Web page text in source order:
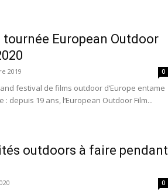
European Outdoor
2019 0
festival de films outdoor d‘Europe entame
depuis 19 ans, l‘European Outdoor Film...
outdoors à faire pendant
0